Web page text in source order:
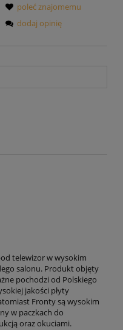
poleć znajomemu
dodaj opinię
płatności
telewizor w wysokim
salonu. Produkt objęty
pochodzi od Polskiego
jakości płyty
Fronty są wysokim
w paczkach do
oraz okuciami.